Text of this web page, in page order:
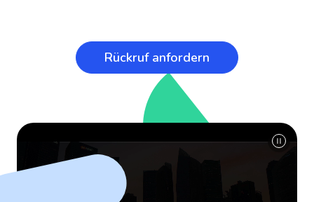
Rückruf anfordern